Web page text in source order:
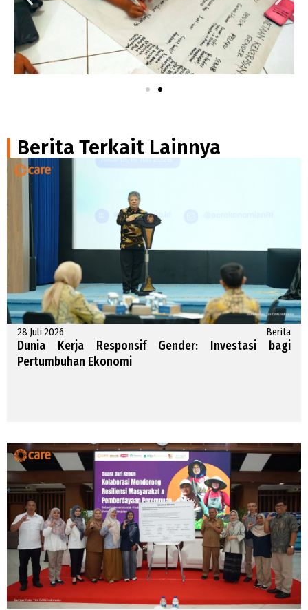
Berita Terkait Lainnya
28 Juli 2026 Berita
Dunia Kerja Responsif Gender: Investasi bagi
Pertumbuhan Ekonomi